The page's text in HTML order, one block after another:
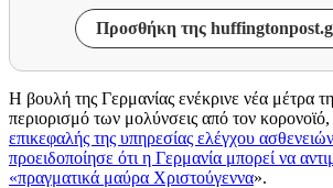
Προσθήκη της
Η βουλή της Γερμανίας ενέκρινε νέα μέτρα
περιορισμό των μολύνσεις από τον
επικεφαλής της υπηρεσίας ελέγχου
προειδοποίησε ότι η Γερμανία μπορεί να
«πραγματικά μαύρα Χριστούγεννα».